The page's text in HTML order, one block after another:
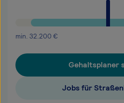
min. 32.200 €
Gehaltsplaner
Jobs für